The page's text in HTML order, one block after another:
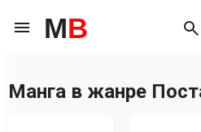
MB
Манга в жанре